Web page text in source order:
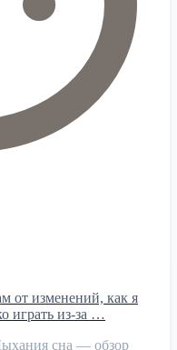
от изменений, как я
играть из-за …
сна — обзор